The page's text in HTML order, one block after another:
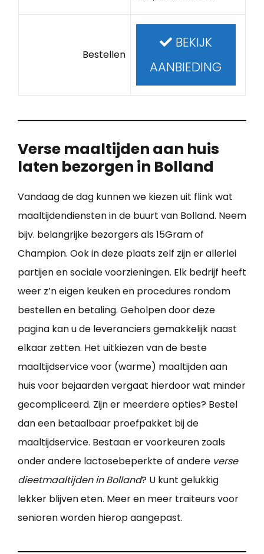
Bestellen
BEKIJK
AANBIEDING
Verse maaltijden aan huis
laten bezorgen in Bolland
Vandaag de dag kunnen we kiezen uit flink wat
maaltijdendiensten in de buurt van Bolland. Neem
bijv. belangrijke bezorgers als 15Gram of
Champion. Ook in deze plaats zelf zijn er allerlei
partijen en sociale voorzieningen. Elk bedrijf heeft
weer z’n eigen keuken en procedures rondom
bestellen en betaling. Geholpen door deze
pagina kan u de leveranciers gemakkelijk naast
elkaar zetten. Het uitkiezen van de beste
maaltijdservice voor (warme) maaltijden aan
huis voor bejaarden vergaat hierdoor wat minder
gecompliceerd. Zijn er meerdere opties? Bestel
dan een betaalbaar proefpakket bij de
maaltijdservice. Bestaan er voorkeuren zoals
onder andere lactosebeperkte of andere verse
dieetmaaltijden in Bolland? U kunt gelukkig
lekker blijven eten. Meer en meer traiteurs voor
senioren worden hierop aangepast.